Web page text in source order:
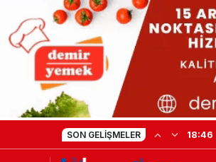
SON GELIŞMELER 17:57